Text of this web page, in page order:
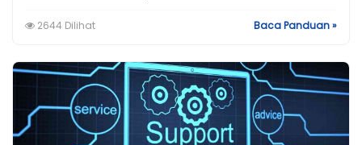
2644 Dilihat Baca Panduan »